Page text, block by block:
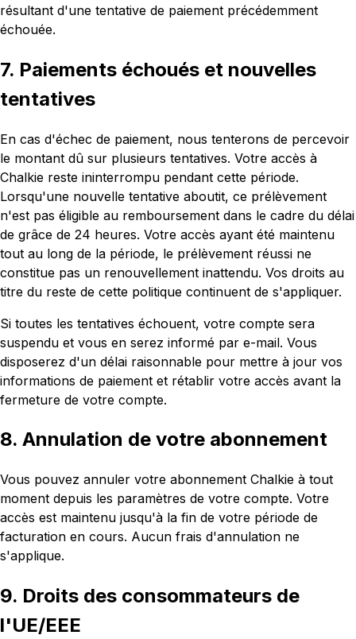
résultant d'une tentative de paiement précédemment
échouée.
7. Paiements échoués et nouvelles
tentatives
En cas d'échec de paiement, nous tenterons de percevoir
le montant dû sur plusieurs tentatives. Votre accès à
Chalkie reste ininterrompu pendant cette période.
Lorsqu'une nouvelle tentative aboutit, ce prélèvement
n'est pas éligible au remboursement dans le cadre du délai
de grâce de 24 heures. Votre accès ayant été maintenu
tout au long de la période, le prélèvement réussi ne
constitue pas un renouvellement inattendu. Vos droits au
titre du reste de cette politique continuent de s'appliquer.
Si toutes les tentatives échouent, votre compte sera
suspendu et vous en serez informé par e-mail. Vous
disposerez d'un délai raisonnable pour mettre à jour vos
informations de paiement et rétablir votre accès avant la
fermeture de votre compte.
8. Annulation de votre abonnement
Vous pouvez annuler votre abonnement Chalkie à tout
moment depuis les paramètres de votre compte. Votre
accès est maintenu jusqu'à la fin de votre période de
facturation en cours. Aucun frais d'annulation ne
s'applique.
9. Droits des consommateurs de
l'UE/EEE